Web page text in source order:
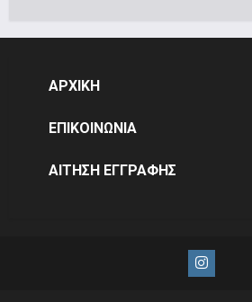
ΑΡΧΙΚΗ
ΕΠΙΚΟΙΝΩΝΙΑ
ΑΙΤΗΣΗ ΕΓΓΡΑΦΗΣ
Instagram